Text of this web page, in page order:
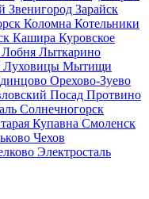
Звенигород Зарайск
Коломна Котельники
Кашира Куровское
Лобня Лыткарино
Луховицы Мытищи
Орехово-Зуево
Посад Протвино
Солнечногорск
Купавна Смоленск
Чехов
Электросталь